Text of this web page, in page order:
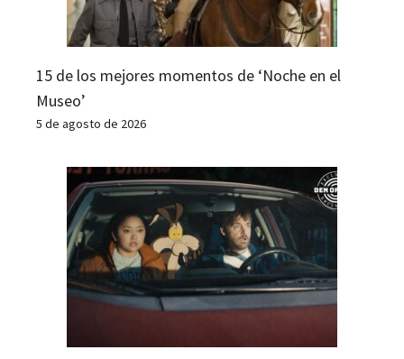
15 de los mejores momentos de ‘Noche en el
Museo’
5 de agosto de 2026